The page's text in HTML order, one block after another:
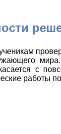
с
работы